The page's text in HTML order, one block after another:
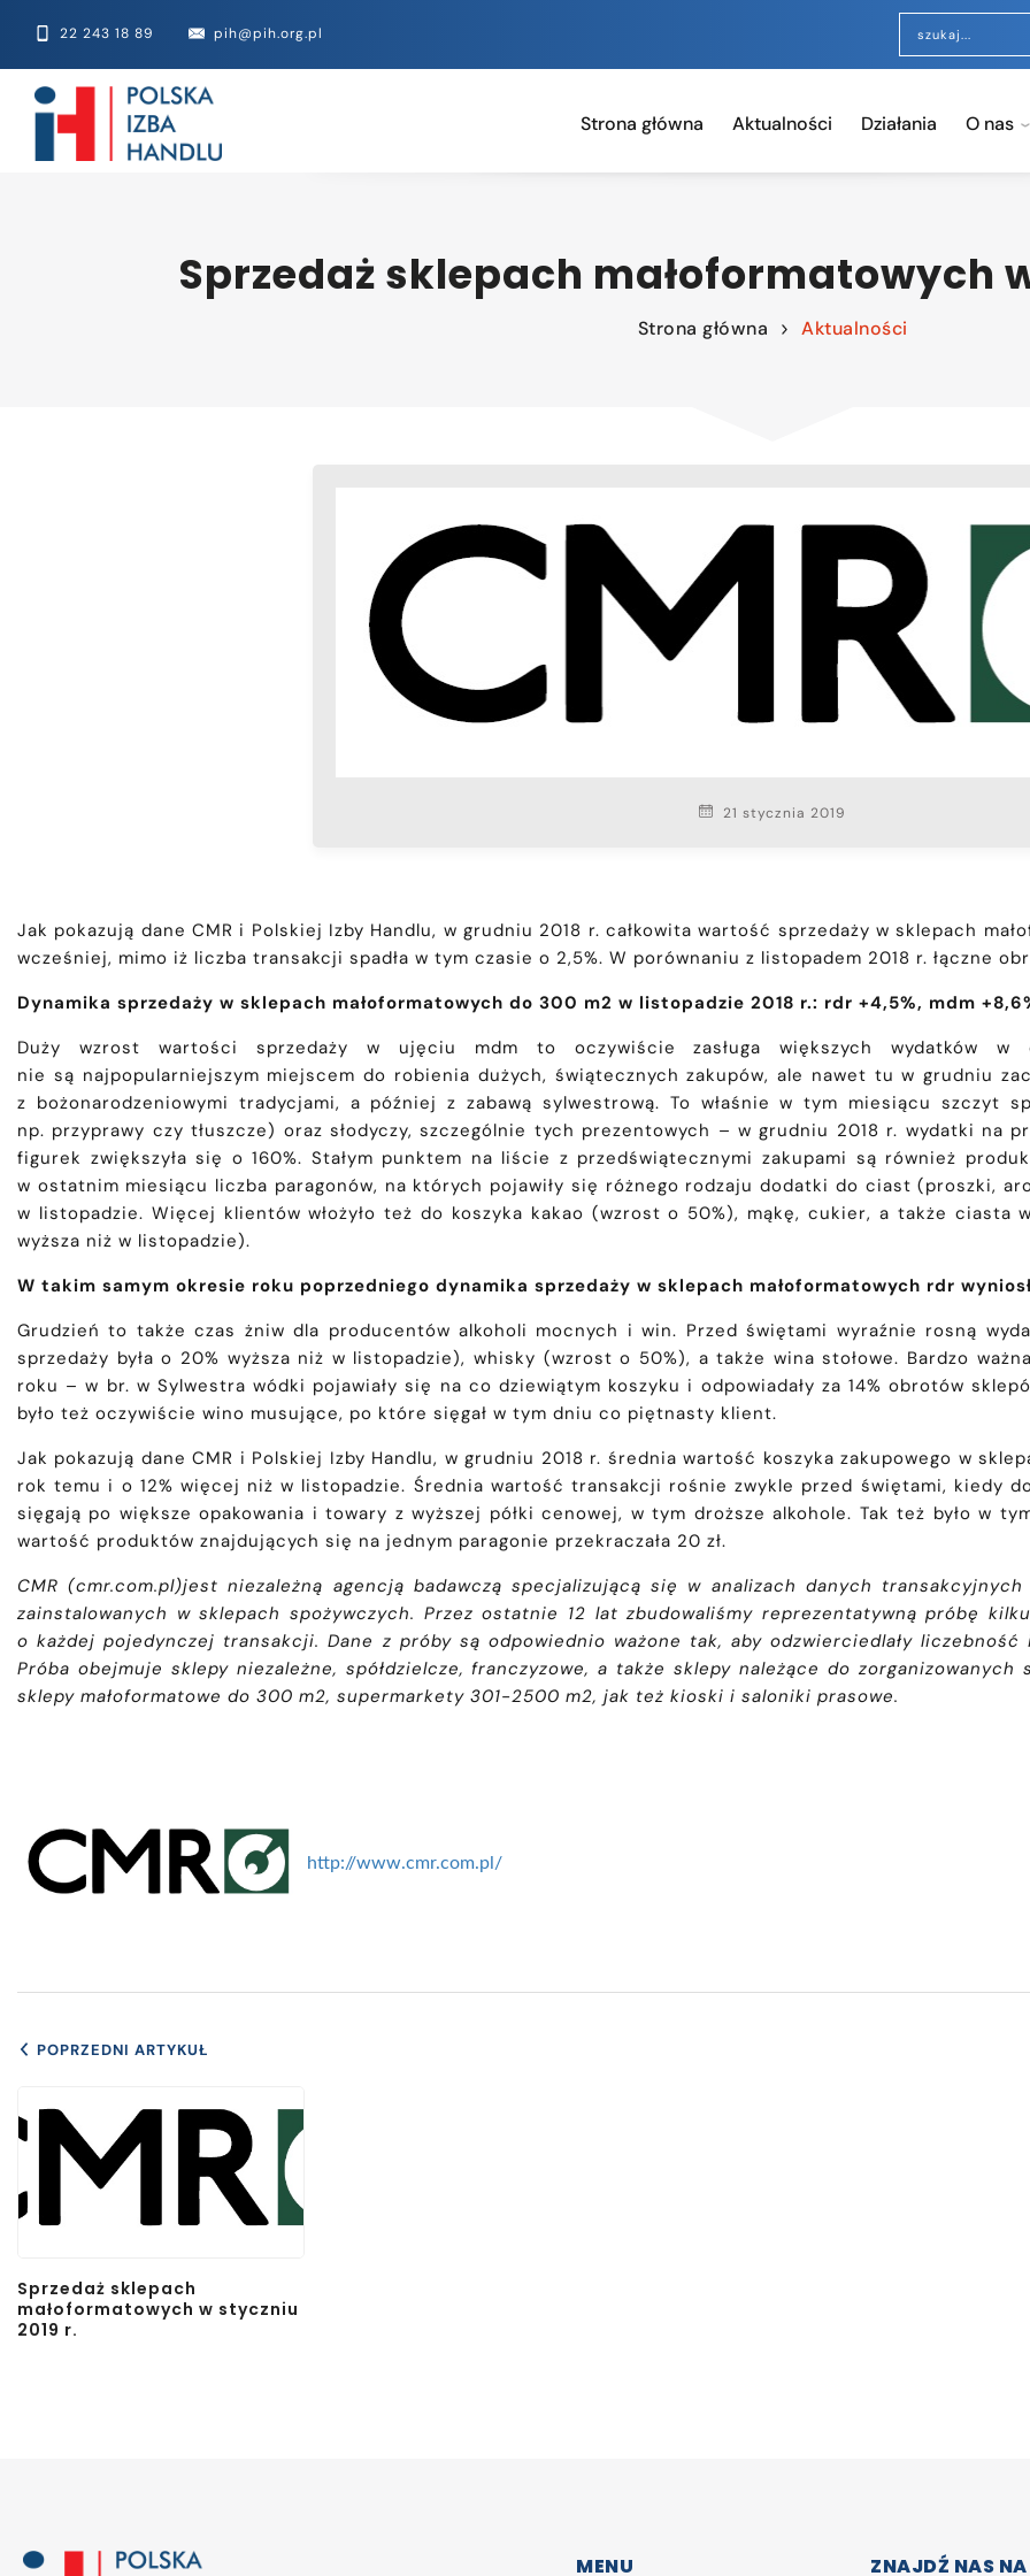
22 243 18 89 pih@pih.org.pl
Strona główna Aktualności Działania O nas
Sprzedaż sklepach małoformatowych
Strona główna Aktualności
21 stycznia 2019
Jak pokazują dane CMR i Polskiej Izby Handlu, w grudniu 2018 r. całkowita wartość sprzedaży w sklepach
wcześniej, mimo iż liczba transakcji spadła w tym czasie o 2,5%. W porównaniu z listopadem 2018 r. łączne
Dynamika sprzedaży w sklepach małoformatowych do 300 m2 w listopadzie 2018 r.: rdr +4,5%, mdm
Duży wzrost wartości sprzedaży w ujęciu mdm to oczywiście zasługa większych wydatków w
nie są najpopularniejszym miejscem do robienia dużych, świątecznych zakupów, ale nawet tu w grudniu
z bożonarodzeniowymi tradycjami, a później z zabawą sylwestrową. To właśnie w tym miesiącu szczyt
np. przyprawy czy tłuszcze) oraz słodyczy, szczególnie tych prezentowych – w grudniu 2018 r. wydatki na
figurek zwiększyła się o 160%. Stałym punktem na liście z przedświątecznymi zakupami są również
w ostatnim miesiącu liczba paragonów, na których pojawiły się różnego rodzaju dodatki do ciast (proszki,
w listopadzie. Więcej klientów włożyło też do koszyka kakao (wzrost o 50%), mąkę, cukier, a także ciasta
wyższa niż w listopadzie).
W takim samym okresie roku poprzedniego dynamika sprzedaży w sklepach małoformatowych rdr
Grudzień to także czas żniw dla producentów alkoholi mocnych i win. Przed świętami wyraźnie rosną
sprzedaży była o 20% wyższa niż w listopadzie), whisky (wzrost o 50%), a także wina stołowe. Bardzo
roku – w br. w Sylwestra wódki pojawiały się na co dziewiątym koszyku i odpowiadały za 14% obrotów
było też oczywiście wino musujące, po które sięgał w tym dniu co piętnasty klient.
Jak pokazują dane CMR i Polskiej Izby Handlu, w grudniu 2018 r. średnia wartość koszyka zakupowego w
rok temu i o 12% więcej niż w listopadzie. Średnia wartość transakcji rośnie zwykle przed świętami, kiedy
sięgają po większe opakowania i towary z wyższej półki cenowej, w tym droższe alkohole. Tak też było w
wartość produktów znajdujących się na jednym paragonie przekraczała 20 zł.
CMR (cmr.com.pl)jest niezależną agencją badawczą specjalizującą się w analizach danych
zainstalowanych w sklepach spożywczych. Przez ostatnie 12 lat zbudowaliśmy reprezentatywną próbę
o każdej pojedynczej transakcji. Dane z próby są odpowiednio ważone tak, aby odzwierciedlały
Próba obejmuje sklepy niezależne, spółdzielcze, franczyzowe, a także sklepy należące do
sklepy małoformatowe do 300 m2, supermarkety 301-2500 m2, jak też kioski i saloniki prasowe.
http://www.cmr.com.pl/
POPRZEDNI ARTYKUŁ
Sprzedaż sklepach
małoformatowych w styczniu
2019 r.
MENU ZNAJDŹ NAS NA